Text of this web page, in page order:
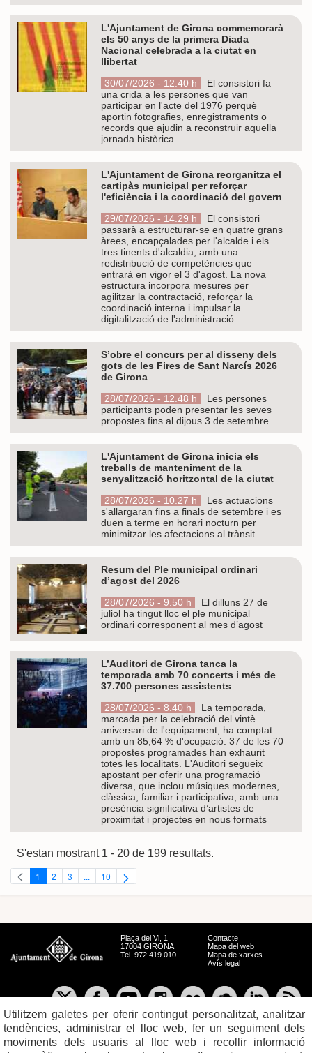
L'Ajuntament de Girona commemorarà
els 50 anys de la primera Diada
Nacional celebrada a la ciutat en
llibertat
30/07/2026 - 12.40 h
El consistori fa
una crida a les persones que van
participar en l'acte del 1976 perquè
aportin fotografies, enregistraments o
records que ajudin a reconstruir aquella
jornada històrica
L'Ajuntament de Girona reorganitza el
cartipàs municipal per reforçar
l'eficiència i la coordinació del govern
29/07/2026 - 14.29 h
El consistori
passarà a estructurar-se en quatre grans
àrees, encapçalades per l'alcalde i els
tres tinents d'alcaldia, amb una
redistribució de competències que
entrarà en vigor el 3 d'agost. La nova
estructura incorpora mesures per
agilitzar la contractació, reforçar la
coordinació interna i impulsar la
digitalització de l'administració
S’obre el concurs per al disseny dels
gots de les Fires de Sant Narcís 2026
de Girona
28/07/2026 - 12.48 h
Les persones
participants poden presentar les seves
propostes fins al dijous 3 de setembre
L'Ajuntament de Girona inicia els
treballs de manteniment de la
senyalització horitzontal de la ciutat
28/07/2026 - 10.27 h
Les actuacions
s'allargaran fins a finals de setembre i es
duen a terme en horari nocturn per
minimitzar les afectacions al trànsit
Resum del Ple municipal ordinari
d’agost del 2026
28/07/2026 - 9.50 h
El dilluns 27 de
juliol ha tingut lloc el ple municipal
ordinari corresponent al mes d’agost
L’Auditori de Girona tanca la
temporada amb 70 concerts i més de
37.700 persones assistents
28/07/2026 - 8.40 h
La temporada,
marcada per la celebració del vintè
aniversari de l'equipament, ha comptat
amb un 85,64 % d'ocupació. 37 de les 70
propostes programades han exhaurit
totes les localitats. L'Auditori segueix
apostant per oferir una programació
diversa, que inclou músiques modernes,
clàssica, familiar i participativa, amb una
presència significativa d’artistes de
proximitat i projectes en nous formats
S'estan mostrant 1 - 20 de 199 resultats.
Pàgina
1 Pàgina
2 Pàgina
3 ...Pàgines intermèdies Utilitzeu TAB per navegar.
Pàgina
10
Plaça del Vi, 1
17004 GIRONA
Tel. 972 419 010
Contacte
Mapa del web
Mapa de xarxes
Avís legal
Utilitzem galetes per oferir contingut personalitzat, analitzar
tendències, administrar el lloc web, fer un seguiment dels
moviments dels usuaris al lloc web i recollir informació